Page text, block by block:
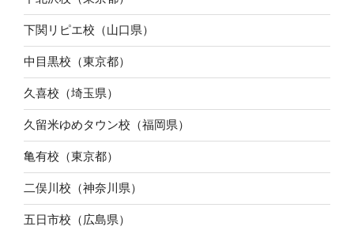
下関リピエ校（山口県）
中目黒校（東京都）
久喜校（埼玉県）
久留米ゆめタウン校（福岡県）
亀有校（東京都）
二俣川校（神奈川県）
五日市校（広島県）